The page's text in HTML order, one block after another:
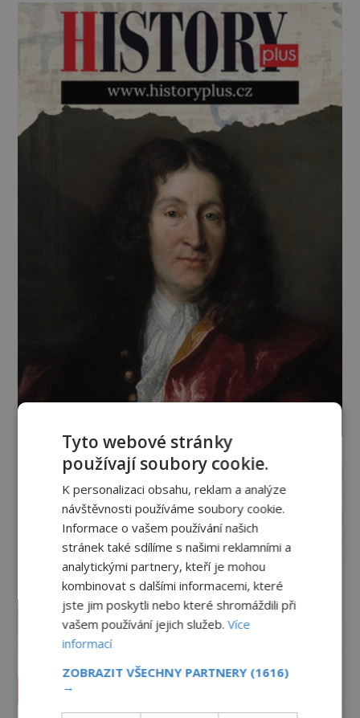
Vesmír a technologie
Tyto webové stránky
používají soubory cookie.
K personalizaci obsahu, reklam a analýze
návštěvnosti používáme soubory cookie.
Informace o vašem používání našich
stránek také sdílíme s našimi reklamními a
analytickými partnery, kteří je mohou
kombinovat s dalšími informacemi, které
jste jim poskytli nebo které shromáždili při
vašem používání jejich služeb.Více
informací
ZOBRAZIT VŠECHNY PARTNERY (1616)
→